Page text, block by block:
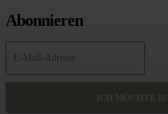
Abonnieren
ICH MÖCHTE